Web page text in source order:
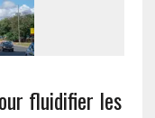
fluidifier les